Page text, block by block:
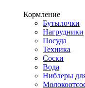
Кормление
Бутылочки
Нагрудники
Посуда
Техника
Соски
Вода
Ниблеры